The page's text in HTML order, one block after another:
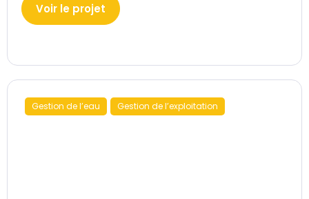
Voir le projet
Gestion de l’eau Gestion de l’exploitation